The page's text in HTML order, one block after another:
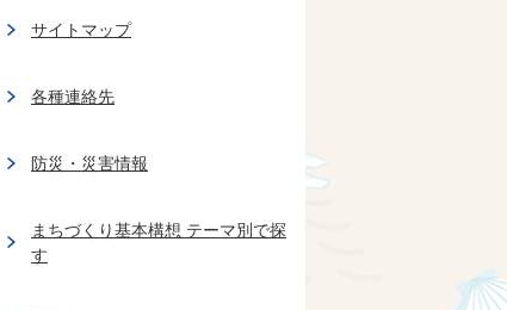
サイトマップ
各種連絡先
防災・災害情報
まちづくり基本構想 テーマ別で探
す